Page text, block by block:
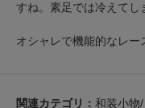
すね。素足では冷えて
オシャレで機能的なレー
関連カテゴリ： 和装小物/